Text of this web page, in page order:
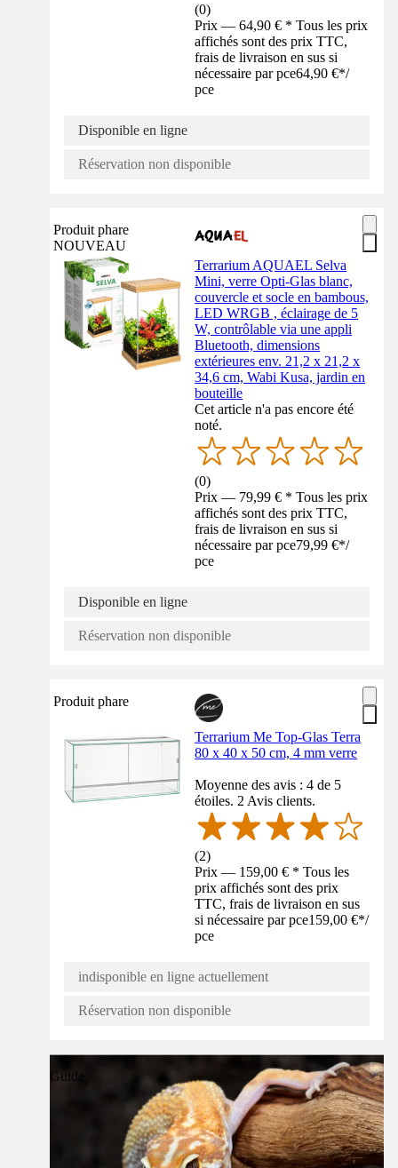
(0)
Prix — 64,90 € * Tous les prix
affichés sont des prix TTC,
frais de livraison en sus si
nécessaire par pce64,90 €*/
pce
Disponible en ligne
Réservation non disponible
Produit phare
NOUVEAU
Terrarium AQUAEL Selva
Mini, verre Opti-Glas blanc,
couvercle et socle en bambous,
LED WRGB , éclairage de 5
W, contrôlable via une appli
Bluetooth, dimensions
extérieures env. 21,2 x 21,2 x
34,6 cm, Wabi Kusa, jardin en
bouteille
Cet article n'a pas encore été
noté.
(0)
Prix — 79,99 € * Tous les prix
affichés sont des prix TTC,
frais de livraison en sus si
nécessaire par pce79,99 €*/
pce
Disponible en ligne
Réservation non disponible
Produit phare
Terrarium Me Top-Glas Terra
80 x 40 x 50 cm, 4 mm verre
Moyenne des avis : 4 de 5
étoiles. 2 Avis clients.
(2)
Prix — 159,00 € * Tous les
prix affichés sont des prix
TTC, frais de livraison en sus
si nécessaire par pce159,00 €*/
pce
indisponible en ligne actuellement
Réservation non disponible
Guide